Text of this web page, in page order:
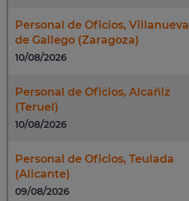
Personal de Oficios, Villanueva
de Gallego (Zaragoza)
10/08/2026
Personal de Oficios, Alcañiz
(Teruel)
10/08/2026
Personal de Oficios, Teulada
(Alicante)
09/08/2026